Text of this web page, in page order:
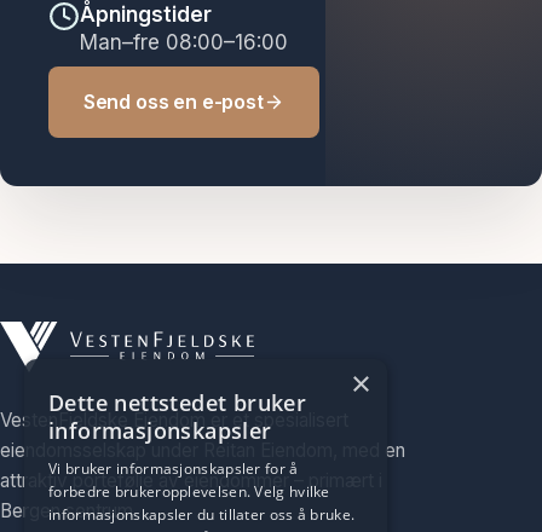
Åpningstider
Man–fre 08:00–16:00
Send oss en e-post
VestenFjeldske Eiendom er et spesialisert
eiendomsselskap under Reitan Eiendom, med en
attraktiv portefølje av eiendommer – primært i
Bergen sentrum.
×
Dette nettstedet bruker
informasjonskapsler
Vi bruker informasjonskapsler for å
forbedre brukeropplevelsen. Velg hvilke
informasjonskapsler du tillater oss å bruke.